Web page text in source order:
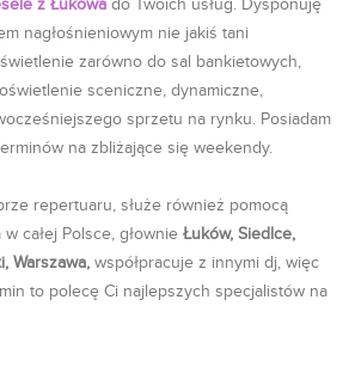
z Łukowa do Twoich usług. Dysponuję
nagłośnieniowym nie jakiś tani
zarówno do sal bankietowych,
sceniczne, dynamiczne,
sprzetu na rynku. Posiadam
na zbliżające się weekendy.
repertuaru, służe również pomocą
w całej Polsce, głownie Łuków, Siedlce,
Warszawa, współpracuje z innymi dj, więc
to polecę Ci najlepszych specjalistów na